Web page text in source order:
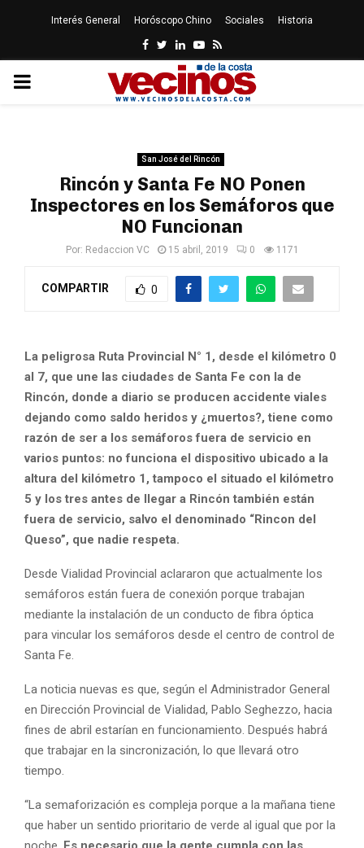
Interés General Horóscopo Chino Sociales Historia
Facebook
Twitter
LinkedinYoutube
Rss
PRIMARY
San José del Rincón
Rincón y Santa Fe NO Ponen
Inspectores en los Semáforos que
NO Funcionan
Por: Redaccion VC 15 abril, 2019 0 1171
COMPARTIR 0
La peligrosa Ruta Provincial N° 1, desde el kilómetro 0
al 7, que une las ciudades de Santa Fe con la de
Rincón, donde a diario se producen accidente viales
dejando como saldo heridos y ¿muertos?, tiene como
razón de ser a los semáforos fuera de servicio en
varios puntos: no funciona el dispositivo ubicado a la
altura del kilómetro 1, tampoco el situado el kilómetro
5 y los tres antes de llegar a Rincón también están
fuera de servicio, salvo el denominado “Rincon del
Queso”, que nadie respeta.
Desde Vialidad Provincial aclararon que actualmente los
semáforos están fuera de conexión porque trabajan
mediante la instalación de un conducto de fibra óptica
para vincular los semáforos desde el centro de control de
Santa Fe.
La noticia nuevas es que, según el Administrador General
en Dirección Provincial de Vialidad, Pablo Seghezzo, hacia
fines de abril estarían en funcionamiento. Después habrá
que trabajar en la sincronización, lo que llevará otro
tiempo.
“La semaforización es compleja porque a la mañana tiene
que haber un sentido prioritario de verde al igual que por la